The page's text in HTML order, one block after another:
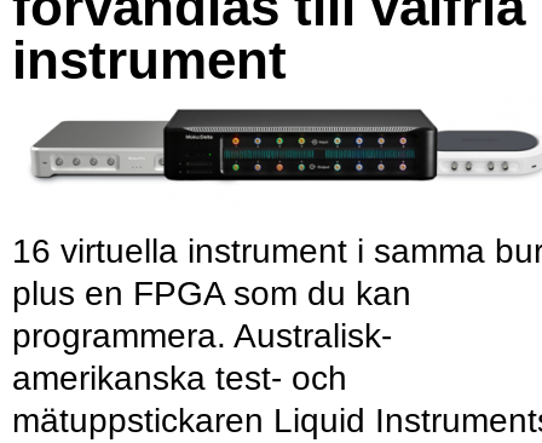
instrument
16 virtuella instrument i samma
plus en FPGA som du kan
programmera. Australisk-
amerikanska test- och
mätuppstickaren Liquid